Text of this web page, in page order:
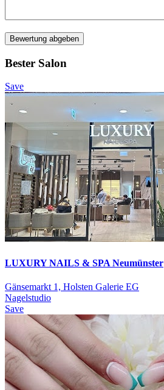
Bewertung abgeben
Bester Salon
Save
LUXURY NAILS & SPA Neumünster
Gänsemarkt 1, Holsten Galerie EG
Nagelstudio
Save